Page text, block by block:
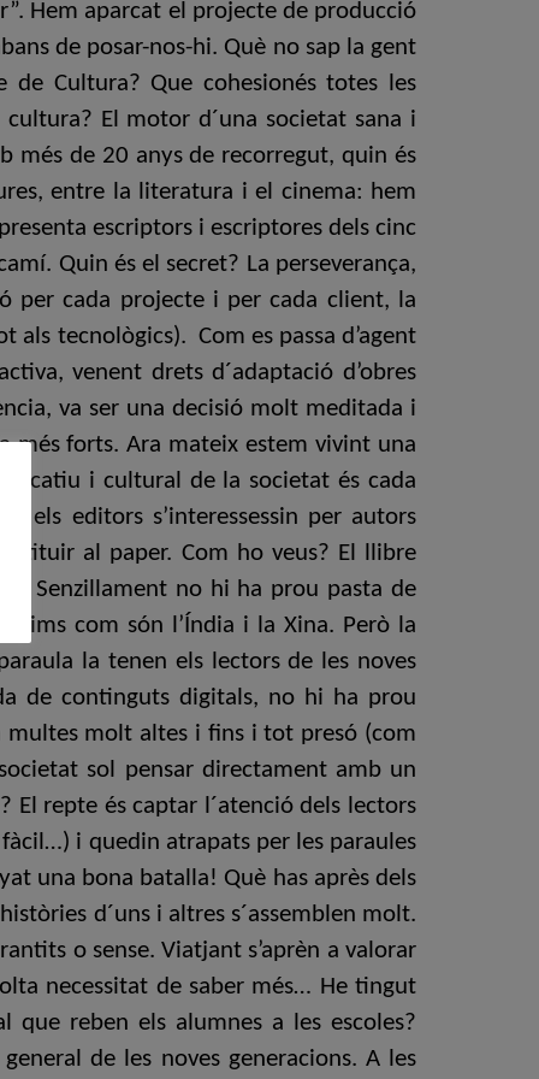
Hem aparcat el projecte de producció
de posar-nos-hi. Què no sap la gent
Cultura? Que cohesionés totes les
El motor d´una societat sana i
més de 20 anys de recorregut, quin és
entre la literatura i el cinema: hem
escriptors i escriptores dels cinc
Quin és el secret? La perseverança,
per cada projecte i per cada client, la
tecnològics). Com es passa d’agent
venent drets d´adaptació d’obres
va ser una decisió molt meditada i
més forts. Ara mateix estem vivint una
i cultural de la societat és cada
els editors s’interessessin per autors
al paper. Com ho veus? El llibre
Senzillament no hi ha prou pasta de
com són l’Índia i la Xina. Però la
la tenen els lectors de les noves
de continguts digitals, no hi ha prou
molt altes i fins i tot presó (com
sol pensar directament amb un
repte és captar l´atenció dels lectors
i quedin atrapats per les paraules
una bona batalla! Què has après dels
d´uns i altres s´assemblen molt.
o sense. Viatjant s’aprèn a valorar
necessitat de saber més… He tingut
que reben els alumnes a les escoles?
de les noves generacions. A les